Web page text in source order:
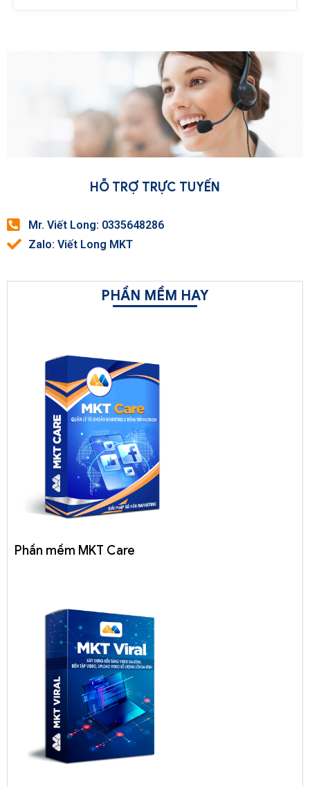
HỖ TRỢ TRỰC TUYẾN
Mr. Viết Long: 0335648286
Zalo: Viết Long MKT
PHẦN MỀM HAY
Phần mềm MKT Care